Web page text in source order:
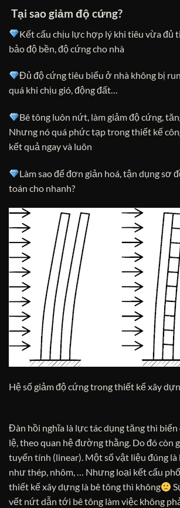
Tại sao giảm độ cứng?
Kết cấu chịu lực hợp lý khi tiêu vừa đủ
bảo độ bền, độ cứng cho nhà
Đủ độ cứng tiêu biểu ở nhà không bị
quá khi chịu gió, động đất…
Bê tông luôn nứt, làm giảm độ cứng,
Nhưng nó quá phức tạp trong thiết kế
kết quả ngay và luôn
Làm sao để đơn giản hoá, tận dụng sơ
toán cho nhanh?
Hệ số giảm độ cứng trong thiết kế xây
Đàn hồi nghĩa là lực tác dụng tăng thì
lệ, theo quan hệ đường thằng. Do đó còn
tuyến tính (linear). Một số vật liệu đúng là
như thép, nhôm, … Nhưng loại kết cấu
thiết kế xây dựng là bê tông thì không
vết nứt dẫn tới bê tông làm việc không